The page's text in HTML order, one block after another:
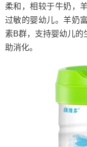
柔和，相较于牛奶，
过敏的婴幼儿。羊奶
素B群，支持婴幼儿的
助消化。